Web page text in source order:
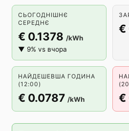
СЬОГОДНІШНЄ
СЕРЕДНЄ
€ 0.1378 /kWh
▼ 9% vs вчора
€
НАЙДЕШЕВША ГОДИНА
(12:00)
€ 0.0787 /kWh €